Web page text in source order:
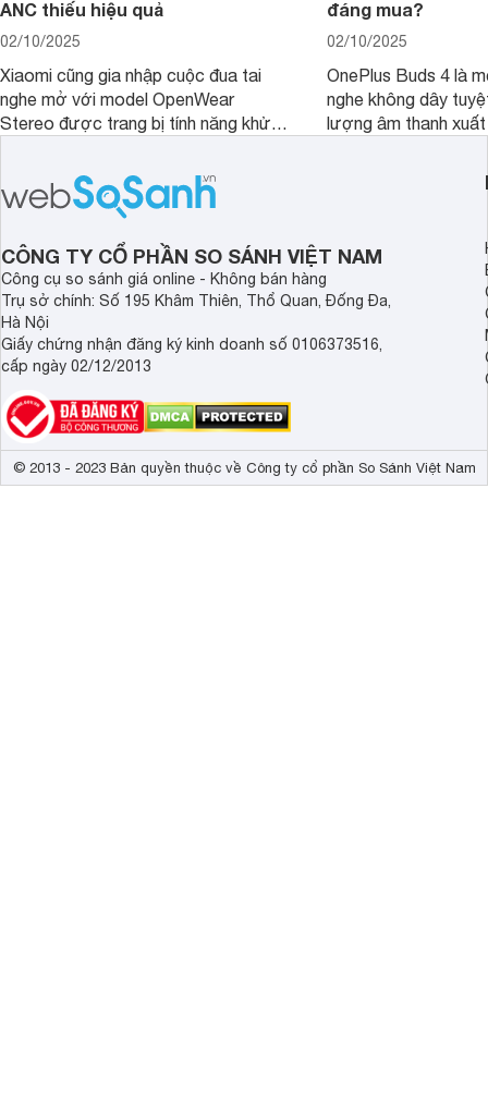
ANC thiếu hiệu quả
02/10/2025
Xiaomi cũng gia nhập cuộc đua tai
nghe mở với model OpenWear
Stereo được trang bị tính năng khử
chất lượng âm thanh và hiệu quả khử
ồn của chiếc tai nghe Xiaomi này có
đủ sức thuyết phục người dùng?
đáng mua?
02/10/2025
OnePlus Buds 4 là
nghe không dây
lượng âm thanh
khử tiếng ồn ấn
tiến. Tuy nhiên,
CÔNG TY CỔ PHẦN SO SÁNH VIỆT NAM
Công cụ so sánh giá online - Không bán hàng
Trụ sở chính: Số 195 Khâm Thiên, Thổ Quan, Đống Đa,
Hà Nội
Giấy chứng nhận đăng ký kinh doanh số 0106373516,
cấp ngày 02/12/2013
© 2013 - 2023 Bản quyền thuộc về Công ty cổ phần So Sánh Việt Nam